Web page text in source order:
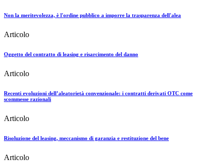
Non la meritevolezza, è l'ordine pubblico a imporre la trasparenza dell'alea
Articolo
Oggetto del contratto di leasing e risarcimento del danno
Articolo
Recenti evoluzioni dell’aleatorietà convenzionale: i contratti derivati OTC come
scommesse razionali
Articolo
Risoluzione del leasing, meccanismo di garanzia e restituzione del bene
Articolo